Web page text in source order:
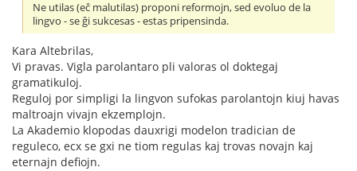
Ne utilas (eĉ malutilas) proponi reformojn, sed evoluo de la
lingvo - se ĝi sukcesas - estas pripensinda.
Kara Altebrilas,
Vi pravas. Vigla parolantaro pli valoras ol doktegaj
gramatikuloj.
Reguloj por simpligi la lingvon sufokas parolantojn kiuj havas
maltroajn vivajn ekzemplojn.
La Akademio klopodas dauxrigi modelon tradician de
reguleco, ecx se gxi ne tiom regulas kaj trovas novajn kaj
eternajn defiojn.